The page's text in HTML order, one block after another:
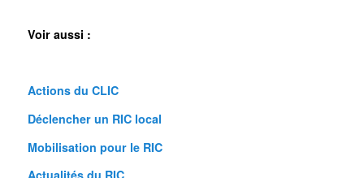
Voir aussi :
Actions du CLIC
Déclencher un RIC local
Mobilisation pour le RIC